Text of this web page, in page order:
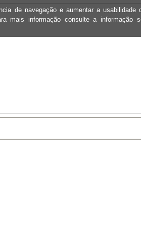
de navegação e aumentar a usabilidade
mais informação consulte a informação